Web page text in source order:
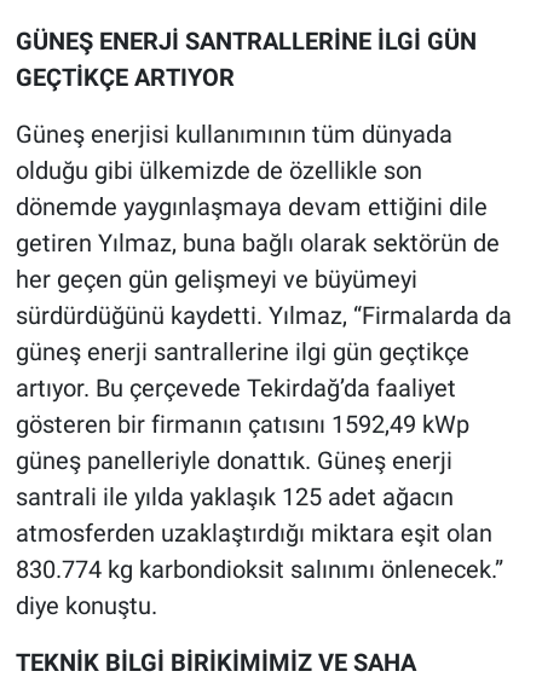
GÜNEŞ ENERJİ SANTRALLERİNE İLGİ GÜN
GEÇTİKÇE ARTIYOR
Güneş enerjisi kullanımının tüm dünyada
olduğu gibi ülkemizde de özellikle son
dönemde yaygınlaşmaya devam ettiğini dile
getiren Yılmaz, buna bağlı olarak sektörün de
her geçen gün gelişmeyi ve büyümeyi
sürdürdüğünü kaydetti. Yılmaz, “Firmalarda da
güneş enerji santrallerine ilgi gün geçtikçe
artıyor. Bu çerçevede Tekirdağ’da faaliyet
gösteren bir firmanın çatısını 1592,49 kWp
güneş panelleriyle donattık. Güneş enerji
santrali ile yılda yaklaşık 125 adet ağacın
atmosferden uzaklaştırdığı miktara eşit olan
830.774 kg karbondioksit salınımı önlenecek.”
diye konuştu.
TEKNİK BİLGİ BİRİKİMİMİZ VE SAHA